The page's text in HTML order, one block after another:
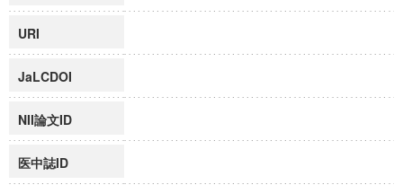
URI
JaLCDOI
NII論文ID
医中誌ID